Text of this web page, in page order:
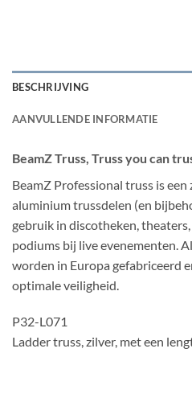
BESCHRIJVING
AANVULLENDE INFORMATIE
BeamZ Truss, Truss you can
BeamZ Professional truss is
aluminium trussdelen (en
gebruik in discotheken,
podiums bij live evenementen.
worden in Europa gefabriceerd
optimale veiligheid.
P32-L071
Ladder truss, zilver, met een